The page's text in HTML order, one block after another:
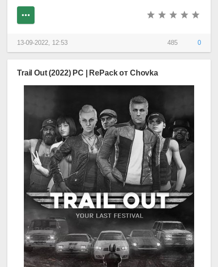
485 0
13-09-2022, 12:53
Trail Out (2022) PC | RePack от Chovka